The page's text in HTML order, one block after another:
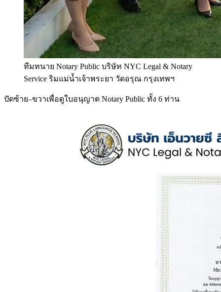
ทีมทนาย Notary Public บริษัท NYC Legal & Notary
Service ริมแม่น้ำเจ้าพระยา วัดอรุณ กรุงเทพฯ
ปัดซ้าย–ขวาเพื่อดูใบอนุญาต Notary Public ทั้ง 6 ท่าน